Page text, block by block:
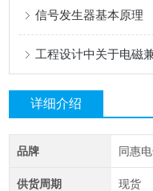
信号发生器基本原理
工程设计中关于电磁
详细介绍
品牌 同惠
供货周期 现货